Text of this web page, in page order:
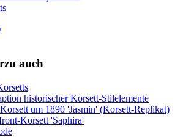
auch
historischer Korsett-Stilelemente
um 1890 'Jasmin' (Korsett-Replikat)
Korsett 'Saphira'